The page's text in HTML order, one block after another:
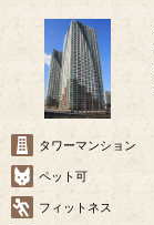
タワーマンション
ペット可
フィットネス